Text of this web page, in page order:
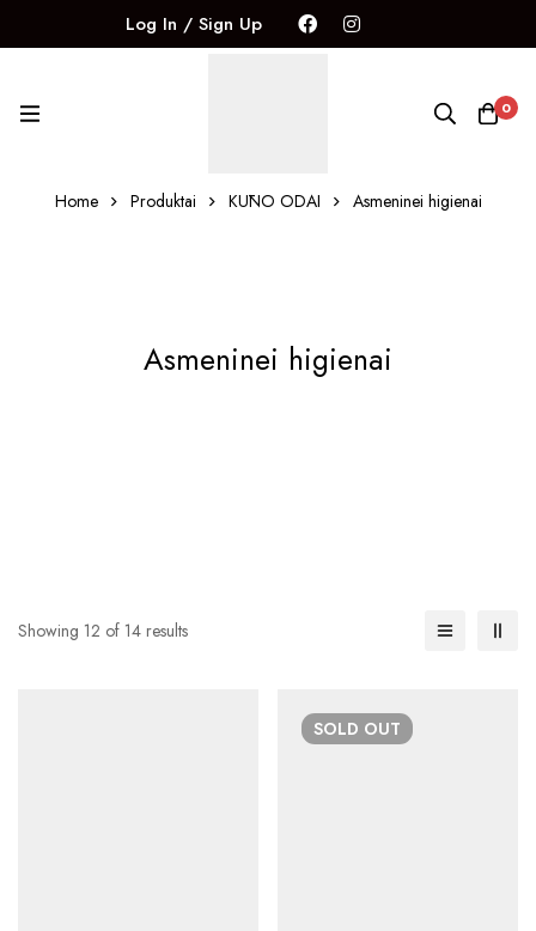
Log In / Sign Up
0
Home Produktai KŪNO ODAI Asmeninei higienai
Asmeninei higienai
Showing 12 of 14 results
SOLD OUT